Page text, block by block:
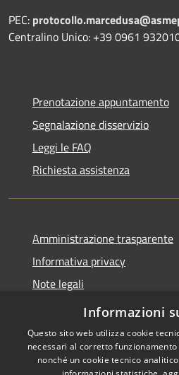
PEC:
Centralino Unico: +39 0961
Prenotazione appuntamento
Segnalazione disservizio
Leggi le FAQ
Richiesta assistenza
Amministrazione trasparente
Informativa privacy
Note legali
Dichiarazione di accessibilità
Informazioni
Questo sito web utilizza cookie
necessari al corretto
nonché un cookie tecnico